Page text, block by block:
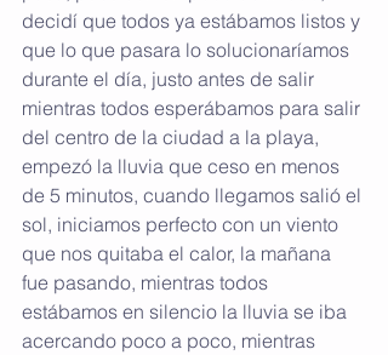
decidí que todos ya estábamos listos y
que lo que pasara lo solucionaríamos
durante el día, justo antes de salir
mientras todos esperábamos para salir
del centro de la ciudad a la playa,
empezó la lluvia que ceso en menos
de 5 minutos, cuando llegamos salió el
sol, iniciamos perfecto con un viento
que nos quitaba el calor, la mañana
fue pasando, mientras todos
estábamos en silencio la lluvia se iba
acercando poco a poco, mientras